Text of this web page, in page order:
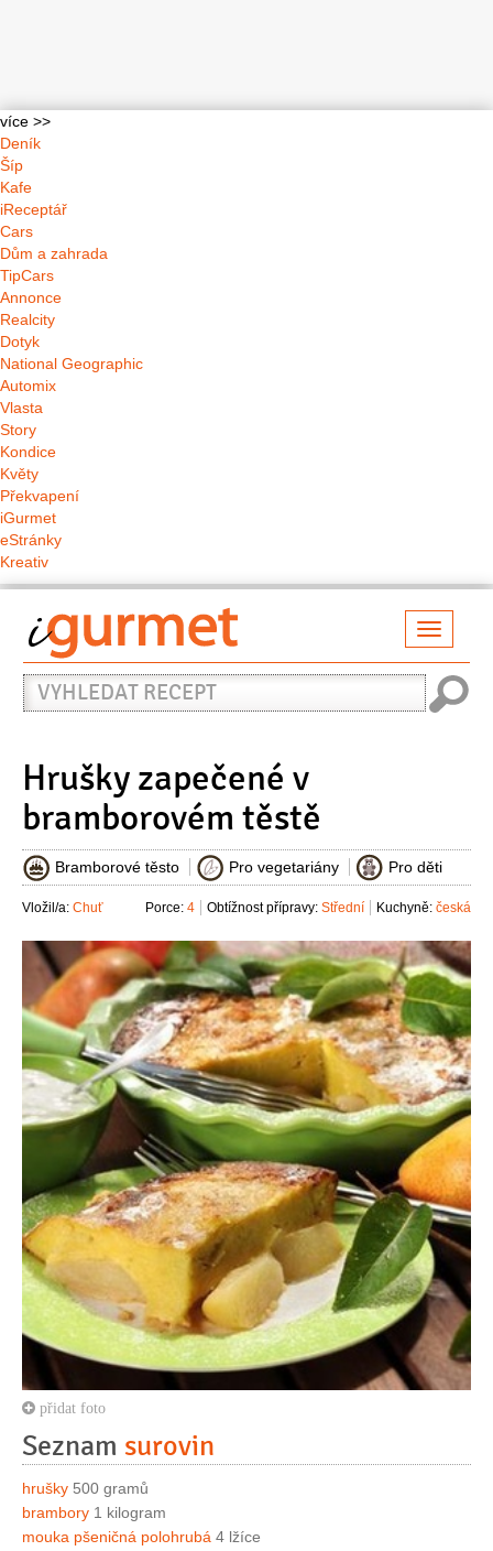
více >>
Deník
Šíp
Kafe
iReceptář
Cars
Dům a zahrada
TipCars
Annonce
Realcity
Dotyk
National Geographic
Automix
Vlasta
Story
Kondice
Květy
Překvapení
iGurmet
eStránky
Kreativ
Vyhledat
recept
Hrušky zapečené v
bramborovém těstě
Bramborové těsto Pro vegetariány Pro děti
Vložil/a: Chuť Kuchyně: česká
Obtížnost přípravy: Střední
Porce: 4
přidat foto
Seznam surovin
hrušky 500 gramů
brambory 1 kilogram
mouka pšeničná polohrubá 4 lžíce